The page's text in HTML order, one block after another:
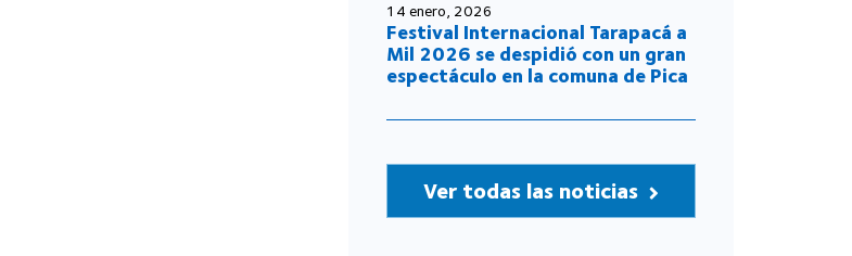
14 enero, 2026
Festival Internacional Tarapacá a
Mil 2026 se despidió con un gran
espectáculo en la comuna de Pica
Ver todas las noticias